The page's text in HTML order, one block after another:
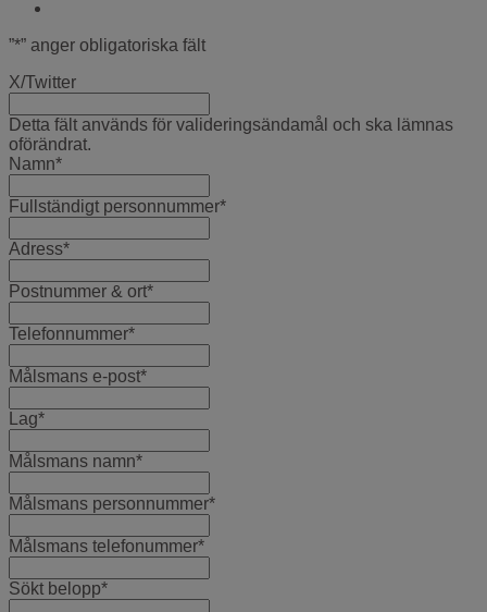
”*” anger obligatoriska fält
X/Twitter
Detta fält används för valideringsändamål och ska lämnas
oförändrat.
Namn*
Fullständigt personnummer*
Adress*
Postnummer & ort*
Telefonnummer*
Målsmans e-post*
Lag*
Målsmans namn*
Målsmans personnummer*
Målsmans telefonummer*
Sökt belopp*